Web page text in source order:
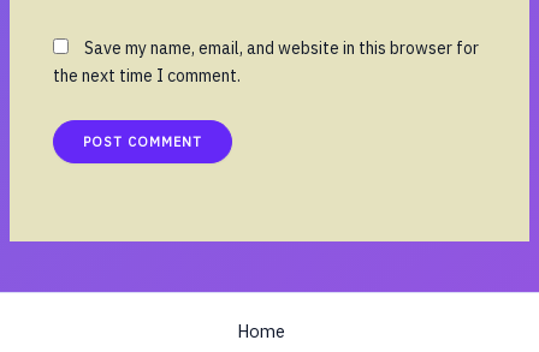
Save my name, email, and website in this browser for
the next time I comment.
Home